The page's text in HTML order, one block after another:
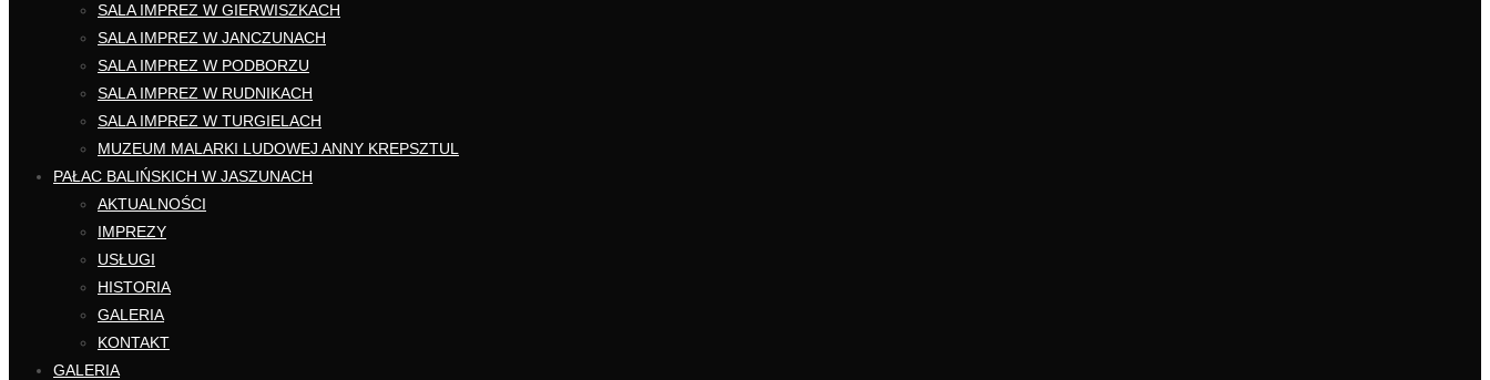
SALA IMPREZ W GIERWISZKACH
SALA IMPREZ W JANCZUNACH
SALA IMPREZ W PODBORZU
SALA IMPREZ W RUDNIKACH
SALA IMPREZ W TURGIELACH
MUZEUM MALARKI LUDOWEJ ANNY KREPSZTUL
PAŁAC BALIŃSKICH W JASZUNACH
AKTUALNOŚCI
IMPREZY
USŁUGI
HISTORIA
GALERIA
KONTAKT
GALERIA